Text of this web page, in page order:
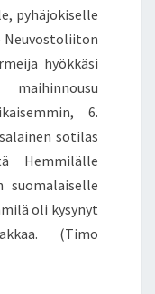
pyhäjokiselle
Neuvostoliiton
hyökkäsi
6.
sotilas
suomalaiselle
oli kysynyt
(Timo